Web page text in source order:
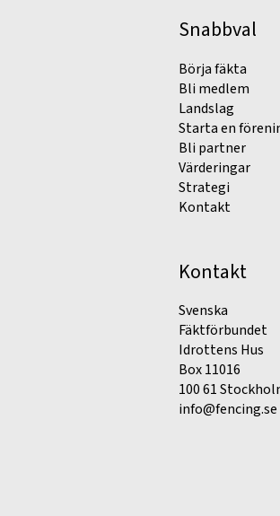
Snabbval
Börja fäkta
Bli medlem
Landslag
Starta en
Bli partner
Värderingar
Strategi
Kontakt
Kontakt
Svenska
Fäktförbundet
Idrottens Hus
Box 11016
100 61
info@fencing.se